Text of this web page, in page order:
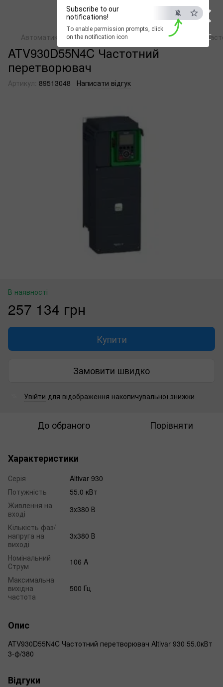
×
ESC
Subscribe to our
notifications!
To enable permission prompts, click
on the notification icon
Автоматика Перетворювачі частоти Перетворювачі
ATV930D55N4C Частотний
перетворювач
Артикул: 89513048 Написати відгук
В наявності
257 134 грн
Купити
Замовити швидко
Увійти для відображення накопичувальної знижки
До обраного Порівняти
Характеристики
Серія
Altivar 930
Потужність
55.0 кВт
Живлення на
вході
3x380 В
Кількість фаз/
напруга на
виході
3x380 В
Номінальний
Струм
106 A
Максимальна
вихідна
частота
500 Гц
Опис
ATV930D55N4C Частотний перетворювач Altivar 930 55.0кВт
3-ф/380
Відгуки